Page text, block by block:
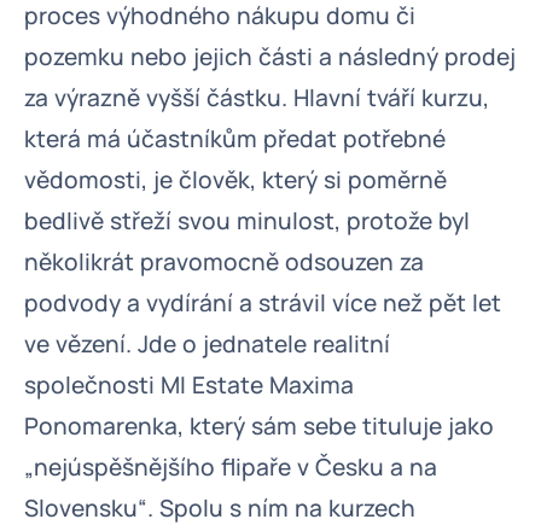
proces výhodného nákupu domu či
pozemku nebo jejich části a následný prodej
za výrazně vyšší částku. Hlavní tváří kurzu,
která má účastníkům předat potřebné
vědomosti, je člověk, který si poměrně
bedlivě střeží svou minulost, protože byl
několikrát pravomocně odsouzen za
podvody a vydírání a strávil více než pět let
ve vězení. Jde o jednatele realitní
společnosti MI Estate Maxima
Ponomarenka, který sám sebe tituluje jako
„nejúspěšnějšího flipaře v Česku a na
Slovensku“. Spolu s ním na kurzech